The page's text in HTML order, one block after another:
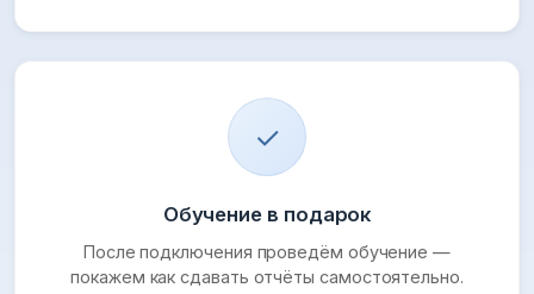
✓
Обучение в подарок
После подключения проведём обучение —
покажем как сдавать отчёты самостоятельно.